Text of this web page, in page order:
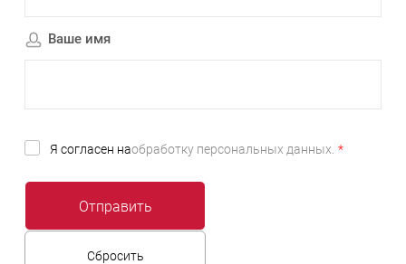
Ваше имя
Я согласен наобработку персональных данных. *